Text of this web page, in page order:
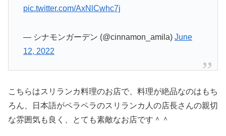
pic.twitter.com/AxNlCwhc7j
— シナモンガーデン (@cinnamon_amila) June
12, 2022
こちらはスリランカ料理のお店で、料理が絶品なのはもち
ろん、日本語がペラペラのスリランカ人の店長さんの親切
な雰囲気も良く、とても素敵なお店です＾＾